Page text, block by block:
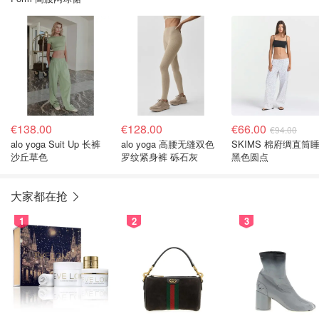
€138.00
alo yoga Suit Up 长裤
沙丘草色
€128.00
alo yoga 高腰无缝双色
罗纹紧身裤 砾石灰
€66.00 €94.00
SKIMS 棉府绸直筒
黑色圆点
大家都在抢
1 2 3